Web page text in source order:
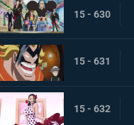
15 - 630
15 - 631
15 - 632